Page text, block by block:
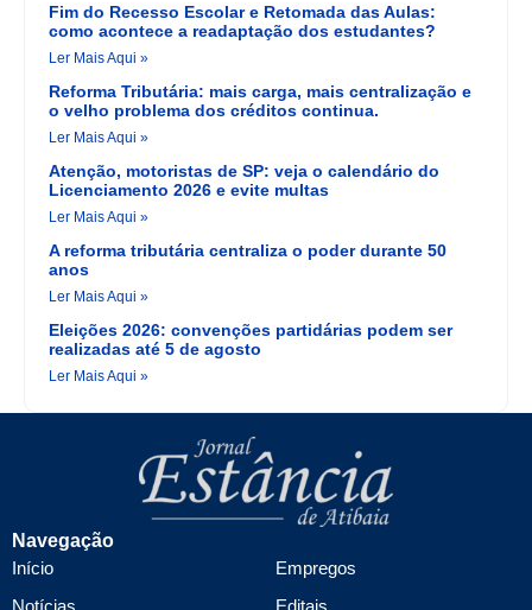
Fim do Recesso Escolar e Retomada das Aulas:
como acontece a readaptação dos estudantes?
Ler Mais Aqui »
Reforma Tributária: mais carga, mais centralização e
o velho problema dos créditos continua.
Ler Mais Aqui »
Atenção, motoristas de SP: veja o calendário do
Licenciamento 2026 e evite multas
Ler Mais Aqui »
A reforma tributária centraliza o poder durante 50
anos
Ler Mais Aqui »
Eleições 2026: convenções partidárias podem ser
realizadas até 5 de agosto
Ler Mais Aqui »
Navegação
Início
Notícias
Empregos
Editais